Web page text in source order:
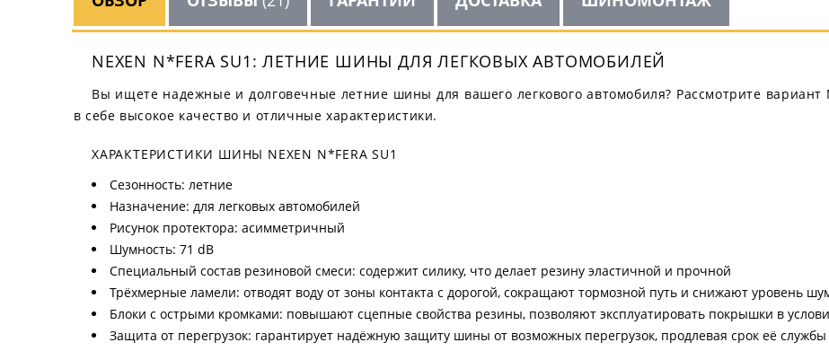
NEXEN N*FERA SU1: ЛЕТНИЕ ШИНЫ ДЛЯ ЛЕГКОВЫХ АВТОМОБИЛЕЙ
Вы ищете надежные и долговечные летние шины для вашего легкового автомобиля? Рассмотрите
в себе высокое качество и отличные характеристики.
ХАРАКТЕРИСТИКИ ШИНЫ NEXEN N*FERA SU1
Сезонность: летние
Назначение: для легковых автомобилей
Рисунок протектора: асимметричный
Шумность: 71 dB
Специальный состав резиновой смеси: содержит силику, что делает резину эластичной и прочной
Трёхмерные ламели: отводят воду от зоны контакта с дорогой, сокращают тормозной путь и снижают уровень
Блоки с острыми кромками: повышают сцепные свойства резины, позволяют эксплуатировать покрышки в
Защита от перегрузок: гарантирует надёжную защиту шины от возможных перегрузок, продлевая срок её службы